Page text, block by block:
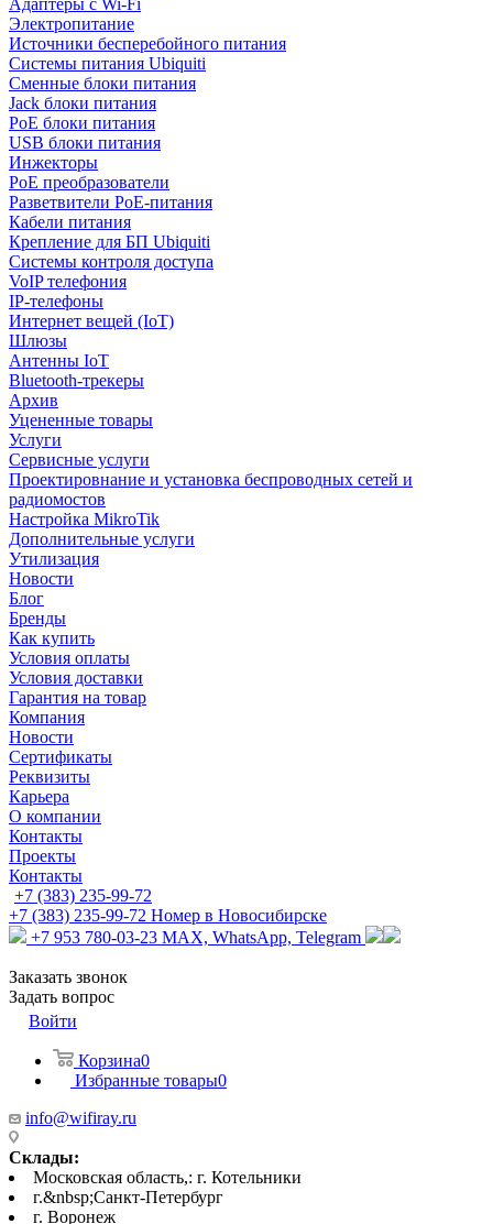
Адаптеры с Wi-Fi
Электропитание
Источники бесперебойного питания
Системы питания Ubiquiti
Сменные блоки питания
Jack блоки питания
PoE блоки питания
USB блоки питания
Инжекторы
PoE преобразователи
Разветвители PoE-питания
Кабели питания
Крепление для БП Ubiquiti
Системы контроля доступа
VoIP телефония
IP-телефоны
Интернет вещей (IoT)
Шлюзы
Антенны IoT
Bluetooth-трекеры
Архив
Уцененные товары
Услуги
Сервисные услуги
Проектировнание и установка беспроводных сетей и
радиомостов
Настройка MikroTik
Дополнительные услуги
Утилизация
Новости
Блог
Бренды
Как купить
Условия оплаты
Условия доставки
Гарантия на товар
Компания
Новости
Сертификаты
Реквизиты
Карьера
О компании
Контакты
Проекты
Контакты
+7 (383) 235-99-72
+7 (383) 235-99-72 Номер в Новосибирске
+7 953 780-03-23 MAX, WhatsApp, Telegram
Заказать звонок
Задать вопрос
Войти
Корзина0
Избранные товары0
info@wifiray.ru
Склады:
Московская область,: г. Котельники
г.&nbsp;Санкт-Петербург
г. Воронеж